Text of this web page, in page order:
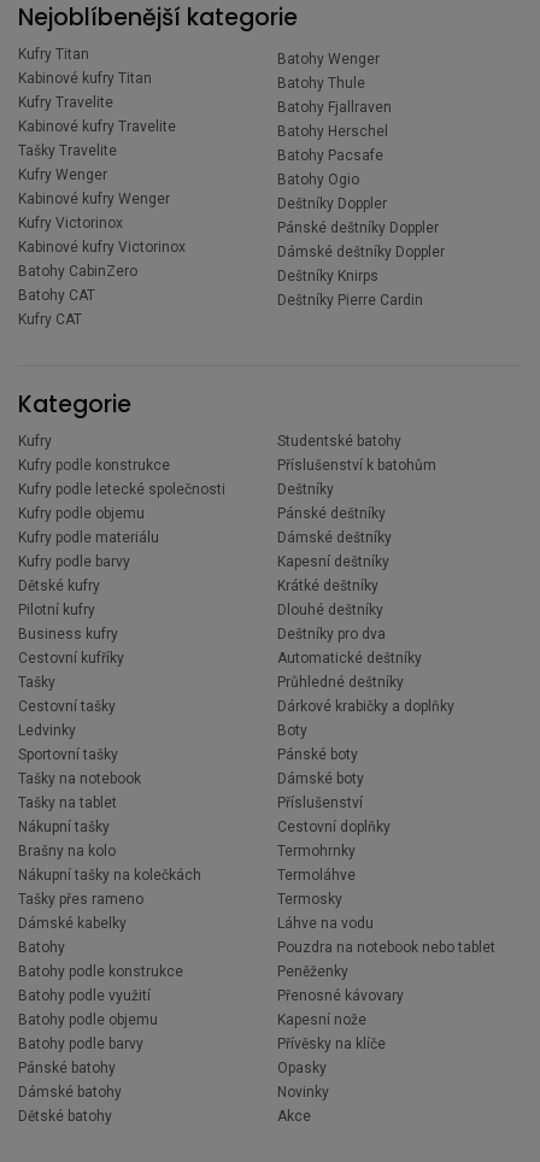
Nejoblíbenější kategorie
Kufry Titan
Kabinové kufry Titan
Kufry Travelite
Kabinové kufry Travelite
Tašky Travelite
Kufry Wenger
Kabinové kufry Wenger
Kufry Victorinox
Kabinové kufry Victorinox
Batohy CabinZero
Batohy CAT
Kufry CAT
Batohy Wenger
Batohy Thule
Batohy Fjallraven
Batohy Herschel
Batohy Pacsafe
Batohy Ogio
Deštníky Doppler
Pánské deštníky Doppler
Dámské deštníky Doppler
Deštníky Knirps
Deštníky Pierre Cardin
Kategorie
Kufry
Kufry podle konstrukce
Kufry podle letecké společnosti
Kufry podle objemu
Kufry podle materiálu
Kufry podle barvy
Dětské kufry
Pilotní kufry
Business kufry
Cestovní kufříky
Tašky
Cestovní tašky
Ledvinky
Sportovní tašky
Tašky na notebook
Tašky na tablet
Nákupní tašky
Brašny na kolo
Nákupní tašky na kolečkách
Tašky přes rameno
Dámské kabelky
Batohy
Batohy podle konstrukce
Batohy podle využití
Batohy podle objemu
Batohy podle barvy
Pánské batohy
Dámské batohy
Dětské batohy
Studentské batohy
Příslušenství k batohům
Deštníky
Pánské deštníky
Dámské deštníky
Kapesní deštníky
Krátké deštníky
Dlouhé deštníky
Deštníky pro dva
Automatické deštníky
Průhledné deštníky
Dárkové krabičky a doplňky
Boty
Pánské boty
Dámské boty
Příslušenství
Cestovní doplňky
Termohrnky
Termoláhve
Termosky
Láhve na vodu
Pouzdra na notebook nebo tablet
Peněženky
Přenosné kávovary
Kapesní nože
Přívěsky na klíče
Opasky
Novinky
Akce